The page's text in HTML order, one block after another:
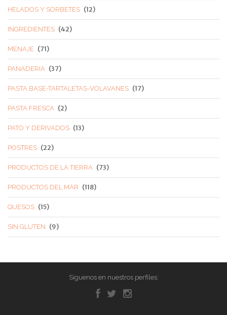
HELADOS Y SORBETES (12)
INGREDIENTES (42)
MENAJE (71)
PANADERIA (37)
PASTA BASE-TARTALETAS-VOLAVANES (17)
PASTA FRESCA (2)
PATO Y DERIVADOS (13)
POSTRES (22)
PRODUCTOS DE LA TIERRA (73)
PRODUCTOS DEL MAR (118)
QUESOS (15)
SIN GLUTEN (9)
Síguenos en nuestros perfiles: